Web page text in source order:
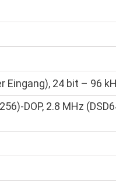
Eingang), 24 bit – 96
DOP, 2.8 MHz